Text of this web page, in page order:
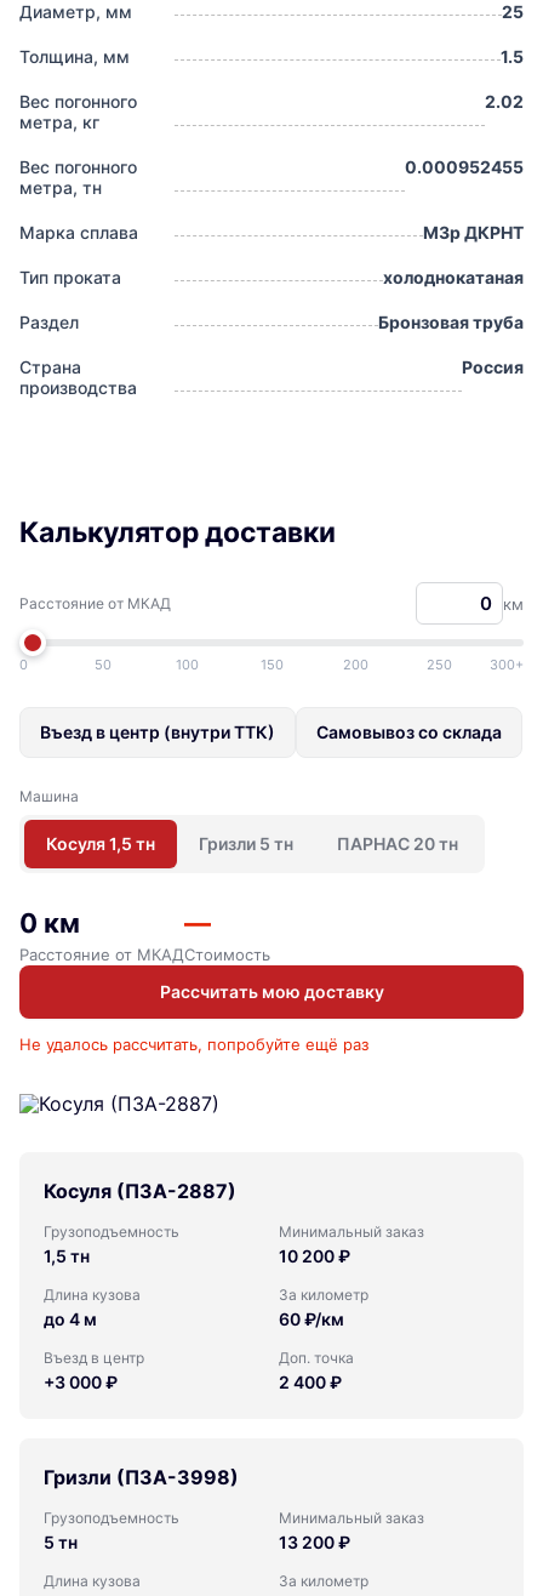
Диаметр, мм 25
Толщина, мм 1.5
Вес погонного
метра, кг
2.02
Вес погонного
метра, тн
0.000952455
Марка сплава М3р ДКРНТ
Тип проката холоднокатаная
Раздел Бронзовая труба
Страна
производства
Россия
Калькулятор доставки
Расстояние от МКАД км
0 50 100 150 200 250 300+
Въезд в центр (внутри ТТК) Самовывоз со склада
Машина
Косуля 1,5 тн Гризли 5 тн ПАРНАС 20 тн
0 км
Расстояние от МКАД
—
Стоимость
Рассчитать мою доставку
Не удалось рассчитать, попробуйте ещё раз
Косуля (ПЗА-2887)
Грузоподъемность
1,5 тн
Минимальный заказ
10 200 ₽
Длина кузова
до 4 м
За километр
60 ₽/км
Въезд в центр
+3 000 ₽
Доп. точка
2 400 ₽
Гризли (ПЗА-3998)
Грузоподъемность
5 тн
Минимальный заказ
13 200 ₽
Длина кузова За километр